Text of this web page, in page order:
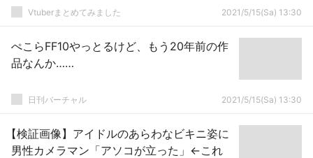
は出来なかったり
Vtuberまとめてみました 2021/5/15(Sa) 13:30
ぺこらFF10やっとるけど、もう20年前の作
品なんか……
日刊バーチャル 2021/5/15(Sa) 13:30
【検証画像】アイドルのあらわなビキニ姿に
男性カメラマン「アソコが立った」←これ